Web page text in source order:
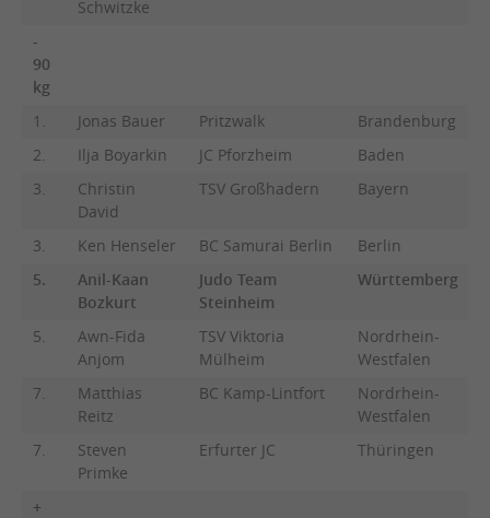
Schwitzke
-
90
kg
1.
Jonas Bauer Pritzwalk
Brandenburg
2.
Ilja Boyarkin JC Pforzheim
Baden
3.
Christin
David
TSV Großhadern Bayern
3. Ken Henseler BC Samurai Berlin
Berlin
5.
Anil-Kaan
Bozkurt
Judo Team
Steinheim
Württemberg
5.
Awn-Fida
Anjom
TSV Viktoria
Mülheim
Nordrhein-
Westfalen
7.
Matthias
Reitz
BC Kamp-Lintfort
Nordrhein-
Westfalen
7.
Steven
Primke
Erfurter JC Thüringen
+